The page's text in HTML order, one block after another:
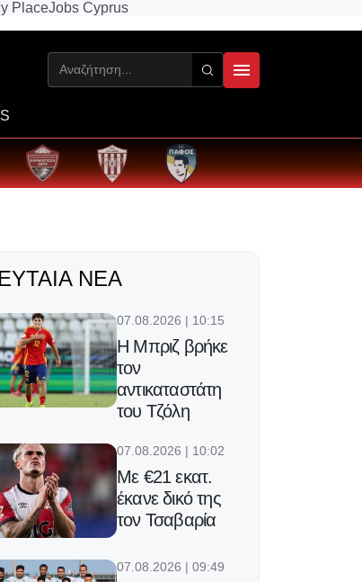
PlaceJobs Cyprus
ΝΈΑ
07.08.2026 | 10:15
H Μπριζ βρήκε
τον
αντικαταστάτη
του Τζόλη
07.08.2026 | 10:02
Με €21 εκατ.
έκανε δικό της
τον Τσαβαρία
07.08.2026 | 09:49